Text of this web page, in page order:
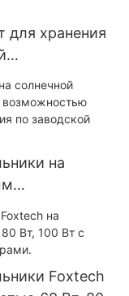
для хранения
на
адаптации
заводской
Foxtech